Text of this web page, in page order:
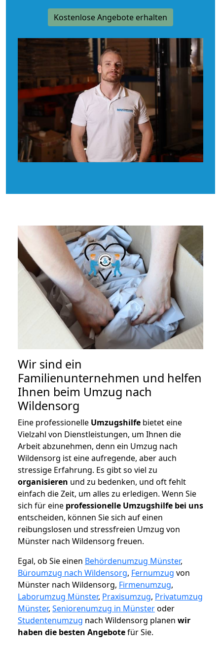
Kostenlose Angebote erhalten
Wir sind ein
Familienunternehmen und helfen
Ihnen beim Umzug nach
Wildensorg
Eine professionelle Umzugshilfe bietet eine
Vielzahl von Dienstleistungen, um Ihnen die
Arbeit abzunehmen, denn ein Umzug nach
Wildensorg ist eine aufregende, aber auch
stressige Erfahrung. Es gibt so viel zu
organisieren und zu bedenken, und oft fehlt
einfach die Zeit, um alles zu erledigen. Wenn Sie
sich für eine professionelle Umzugshilfe bei uns
entscheiden, können Sie sich auf einen
reibungslosen und stressfreien Umzug von
Münster nach Wildensorg freuen.
Egal, ob Sie einen Behördenumzug Münster,
Büroumzug nach Wildensorg, Fernumzug von
Münster nach Wildensorg, Firmenumzug,
Laborumzug Münster, Praxisumzug, Privatumzug
Münster, Seniorenumzug in Münsteroder
Studentenumzug nach Wildensorg planen wir
haben die besten Angebotefür Sie.